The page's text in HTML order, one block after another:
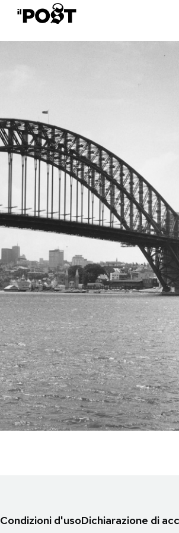
Condizioni d'usoDichiarazione di